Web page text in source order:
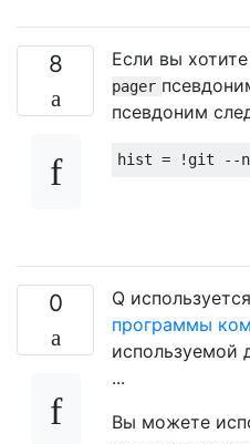
8 Если вы
pager
псевдоним
0
Q
программы
используемой
...
Вы можете